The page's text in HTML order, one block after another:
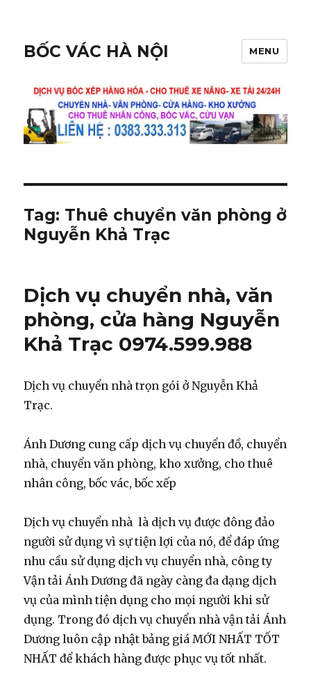
BỐC VÁC HÀ NỘI MENU
Tag: Thuê chuyển văn phòng ở
Nguyễn Khả Trạc
Dịch vụ chuyển nhà, văn
phòng, cửa hàng Nguyễn
Khả Trạc 0974.599.988
Dịch vụ chuyển nhà trọn gói ở Nguyễn Khả
Trạc.
Ánh Dương cung cấp dịch vụ chuyển đồ, chuyển
nhà, chuyển văn phòng, kho xưởng, cho thuê
nhân công, bốc vác, bốc xếp
Dịch vụ chuyển nhà là dịch vụ được đông đảo
người sử dụng vì sự tiện lợi của nó, để đáp ứng
nhu cầu sử dụng dịch vụ chuyển nhà, công ty
Vận tải Ánh Dương đã ngày càng đa dạng dịch
vụ của mình tiện dụng cho mọi người khi sử
dụng. Trong đó dịch vụ chuyển nhà vận tải Ánh
Dương luôn cập nhật bảng giá MỚI NHẤT TỐT
NHẤT để khách hàng được phục vụ tốt nhất.